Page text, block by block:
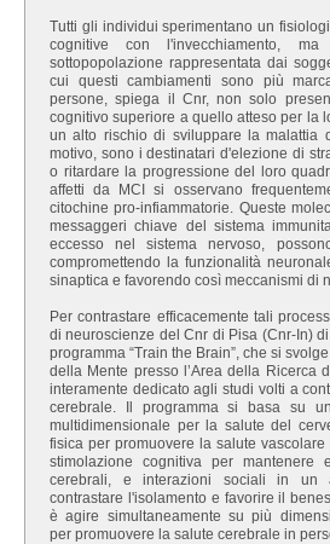
Tutti gli individui sperimentano un
cognitive con l'invecchiamento,
sottopopolazione rappresentata dai
cui questi cambiamenti sono più
persone, spiega il Cnr, non solo
cognitivo superiore a quello atteso per la
un alto rischio di sviluppare la malattia
motivo, sono i destinatari d'elezione di
o ritardare la progressione del loro
affetti da MCI si osservano
citochine pro-infiammatorie. Queste
messaggeri chiave del sistema
eccesso nel sistema nervoso,
compromettendo la funzionalità
sinaptica e favorendo così meccanismi di
Per contrastare efficacemente tali
di neuroscienze del Cnr di Pisa (Cnr-In)
programma “Train the Brain”, che si
della Mente presso l’Area della Ricerca
interamente dedicato agli studi volti a
cerebrale. Il programma si basa su
multidimensionale per la salute del
fisica per promuovere la salute
stimolazione cognitiva per mantenere
cerebrali, e interazioni sociali in un
contrastare l'isolamento e favorire il
è agire simultaneamente su più
per promuovere la salute cerebrale in